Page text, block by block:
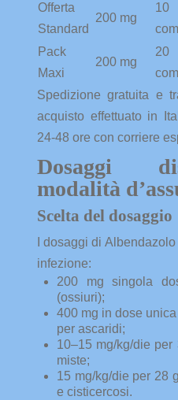
Offerta
Standard
200 mg
10
Pack
Maxi
200 mg
20
Spedizione gratuita e
acquisto effettuato in
24-48 ore con corriere
Dosaggi
modalità
Scelta del dosaggio
I dosaggi di
infezione:
200 mg singola
(ossiuri);
400 mg in dose
per ascaridi;
10–15 mg/kg/die
miste;
15 mg/kg/die per 28
e cisticercosi.